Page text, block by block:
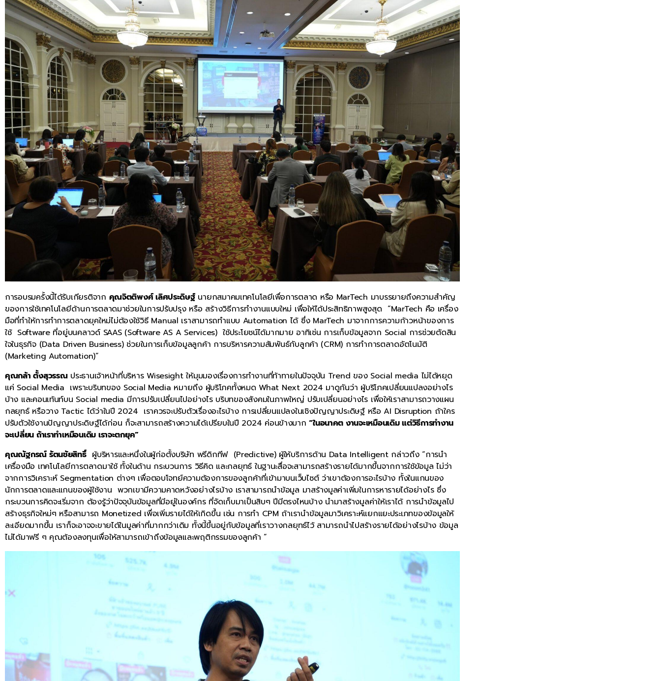
การอบรมครั้งนี้ได้รับเกียรติจาก คุณจิตติพงศ์ เลิศประดิษฐ์นายกสมาคมเทคโนโลยีเพื่อการตลาด หรือ MarTech มาบรรยายถึงความสำคัญ
ของการใช้เทคโนโลยีด้านการตลาดมาช่วยในการปรับปรุง หรือ สร้างวิธีการทำงานแบบใหม่ เพื่อให้ได้ประสิทธิภาพสูงสุด “MarTech คือ เครื่อง
มือที่ทำให้การทำการตลาดยุคใหม่ไม่ต้องใช้วิธี Manual เราสามารถทำแบบ Automation ได้ ซึ่ง MarTech มาจากการความก้าวหน้าของการ
ใช้ Software ที่อยู่บนคลาวด์ SAAS (Software AS A Services) ใช้ประโยชน์ได้มากมาย อาทิเช่น การเก็บข้อมูลจาก Social การช่วยตัดสิน
ใจในธุรกิจ (Data Driven Business) ช่วยในการเก็บข้อมูลลูกค้า การบริหารความสัมพันธ์กับลูกค้า (CRM) การทำการตลาดอัตโนมัติ
(Marketing Automation)”
คุณกล้า ตั้งสุวรรณประธานเจ้าหน้าที่บริหาร Wisesight ให้มุมมองเรื่องการทำงานที่ท้าทายในปัจจุบัน Trend ของ Social media ไม่ได้หยุด
แค่ Social Media เพราะบริบทของ Social Media หมายถึง ผู้บริโภคทั้งหมด What Next 2024 มาดูกันว่า ผู้บริโภคเปลี่ยนแปลงอย่างไร
บ้าง และคอนเท้นท์บน Social media มีการปรับเปลี่ยนไปอย่างไร บริบทของสังคมในภาพใหญ่ ปรับเปลี่ยนอย่างไร เพื่อให้เราสามารถวางแผน
กลยุทธ์ หรือวาง Tactic ได้ว่าในปี 2024 เราควรจะปรับตัวเรื่องอะไรบ้าง การเปลี่ยนแปลงในเชิงปัญญาประดิษฐ์ หรือ AI Disruption ถ้าใคร
ปรับตัวใช้งานปัญญาประดิษฐ์ได้ก่อน ก็จะสามารถสร้างความได้เปรียบในปี 2024 ค่อนข้างมาก“ในอนาคต งานจะเหมือนเดิม แต่วิธีการทำงาน
จะเปลี่ยน ถ้าเราทำเหมือนเดิม เราจะตกยุค”
คุณณัฐกรณ์ รัตนชัยสิทธิ์ผู้บริหารและหนึ่งในผู้ก่อตั้งบริษัท พรีดิกทีฟ (Predictive) ผู้ให้บริการด้าน Data Intelligent กล่าวถึง “การนำ
เครื่องมือ เทคโนโลยีการตลาดมาใช้ ทั้งในด้าน กระบวนการ วิธีคิด และกลยุทธ์ ในฐานะสื่อจะสามารถสร้างรายได้มากขึ้นจากการใช้ข้อมูล ไม่ว่า
จากการวิเคราะห์ Segmentation ต่างๆ เพื่อตอบโจทย์ความต้องการของลูกค้าที่เข้ามาบนเว็บไซต์ ว่าเขาต้องการอะไรบ้าง ทั้งในแกนของ
นักการตลาดและแกนของผู้ใช้งาน พวกเขามีความคาดหวังอย่างไรบ้าง เราสามารถนำข้อมูล มาสร้างมูลค่าเพิ่มในการหารายได้อย่างไร ซึ่ง
กระบวนการคิดจะเริ่มจาก ต้องรู้ว่าปัจจุบันข้อมูลที่มีอยู่ในองค์กร ที่จัดเก็บมาเป็นสิบๆ ปีมีตรงไหนบ้าง นำมาสร้างมูลค่าให้เราได้ การนำข้อมูลไป
สร้างธุรกิจใหม่ๆ หรือสามารถ Monetized เพื่อเพิ่มรายได้ให้เกิดขึ้น เช่น การทำ CPM ถ้าเรานำข้อมูลมาวิเคราะห์แยกแยะประเภทของข้อมูลให้
ละเอียดมากขึ้น เราก็จะอาจจะขายได้ในมูลค่าที่มากกว่าเดิม ทั้งนี้ขึ้นอยู่กับข้อมูลที่เราวางกลยุทธ์ไว้ สามารถนำไปสร้างรายได้อย่างไรบ้าง ข้อมูล
ไม่ได้มาฟรี ๆ คุณต้องลงทุนเพื่อให้สามารถเข้าถึงข้อมูลและพฤติกรรมของลูกค้า ”